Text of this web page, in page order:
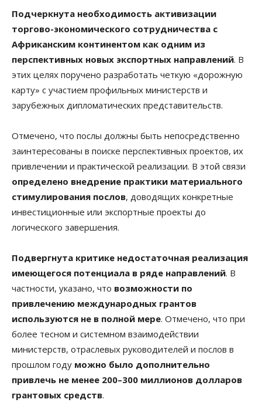
Подчеркнута необходимость активизации
торгово-экономического сотрудничества с
Африканским континентом как одним из
перспективных новых экспортных направлений. В
этих целях поручено разработать четкую «дорожную
карту» с участием профильных министерств и
зарубежных дипломатических представительств.
Отмечено, что послы должны быть непосредственно
заинтересованы в поиске перспективных проектов, их
привлечении и практической реализации. В этой связи
определено внедрение практики материального
стимулирования послов, доводящих конкретные
инвестиционные или экспортные проекты до
логического завершения.
Подвергнута критике недостаточная реализация
имеющегося потенциала в ряде направлений. В
частности, указано, что возможности по
привлечению международных грантов
используются не в полной мере. Отмечено, что при
более тесном и системном взаимодействии
министерств, отраслевых руководителей и послов в
прошлом году можно было дополнительно
привлечь не менее 200–300 миллионов долларов
грантовых средств.